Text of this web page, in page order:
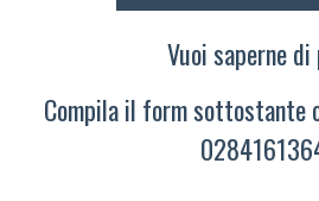
Vuoi saperne
Compila il form sottostante